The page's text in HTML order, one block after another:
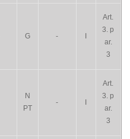
G -
Art.
3. p
ar.
3
N
PT
-
Art.
3. p
ar.
3